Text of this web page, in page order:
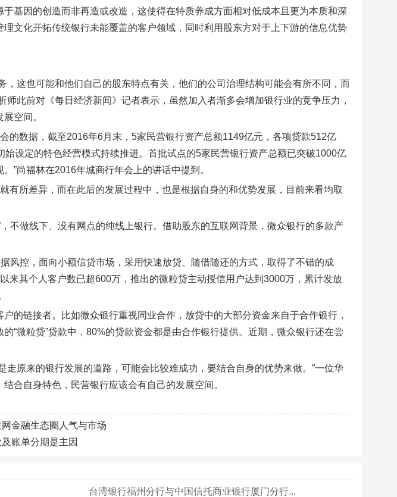
基因的创造而非再造或改造，这使得在特质养成方面相对低成本且更为本质和深
文化开拓传统银行未能覆盖的客户领域，同时利用股东方对于上下游的信息优势
，这也可能和他们自己的股东特点有关，他们的公司治理结构可能会有所不同，而
师此前对《每日经济新闻》记者表示，虽然加入者渐多会增加银行业的竞争压力，
空间。
的数据，截至2016年6月末，5家民营银行资产总额1149亿元，各项贷款512亿
始设定的特色经营模式持续推进。首批试点的5家民营银行资产总额已突破1000亿
”尚福林在2016年城商行年会上的讲话中提到。
有所差异，而在此后的发展过程中，也是根据自身的和优势发展，目前来看均取
不做线下、没有网点的纯线上银行。借助股东的互联网背景，微众银行的多款产
风控，面向小额信贷市场，采用快速放贷、随借随还的方式，取得了不错的成
来其个人客户数已超600万，推出的微粒贷主动授信用户达到3000万，累计发放
的链接者。比如微众银行重视同业合作，放贷中的大部分资金来自于合作银行，
“微粒贷”贷款中，80%的贷款资金都是由合作银行提供。近期，微众银行还在尝
走原来的银行发展的道路，可能会比较难成功，要结合自身的优势来做。”一位华
合自身特色，民营银行应该会有自己的发展空间。
金融生态圈人气与市场
账单分期是主因
台湾银行福州分行与中国信托商业银行厦门分行...